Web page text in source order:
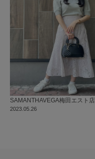
2023.05.26
SAMANTHAVEGA梅田エスト店